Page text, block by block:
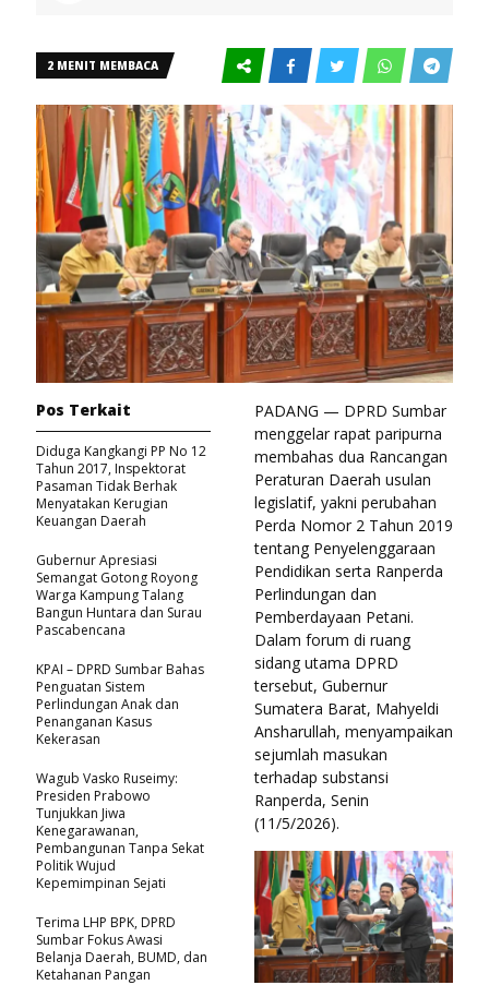
2 MENIT MEMBACA
PADANG — DPRD Sumbar
menggelar rapat paripurna
membahas dua Rancangan
Peraturan Daerah usulan
legislatif, yakni perubahan
Perda Nomor 2 Tahun 2019
tentang Penyelenggaraan
Pendidikan serta Ranperda
Perlindungan dan
Pemberdayaan Petani.
Dalam forum di ruang
sidang utama DPRD
tersebut, Gubernur
Sumatera Barat, Mahyeldi
Ansharullah, menyampaikan
sejumlah masukan
terhadap substansi
Ranperda, Senin
(11/5/2026).
Pos Terkait
Diduga Kangkangi PP No 12
Tahun 2017, Inspektorat
Pasaman Tidak Berhak
Menyatakan Kerugian
Keuangan Daerah
Gubernur Apresiasi
Semangat Gotong Royong
Warga Kampung Talang
Bangun Huntara dan Surau
Pascabencana
KPAI – DPRD Sumbar Bahas
Penguatan Sistem
Perlindungan Anak dan
Penanganan Kasus
Kekerasan
Wagub Vasko Ruseimy:
Presiden Prabowo
Tunjukkan Jiwa
Kenegarawanan,
Pembangunan Tanpa Sekat
Politik Wujud
Kepemimpinan Sejati
Terima LHP BPK, DPRD
Sumbar Fokus Awasi
Belanja Daerah, BUMD, dan
Ketahanan Pangan